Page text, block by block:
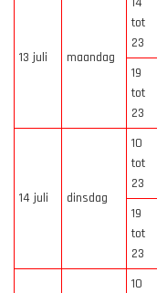
13 juli maandag
tot
23
19
tot
23
14 juli dinsdag
10
tot
23
19
tot
23
10